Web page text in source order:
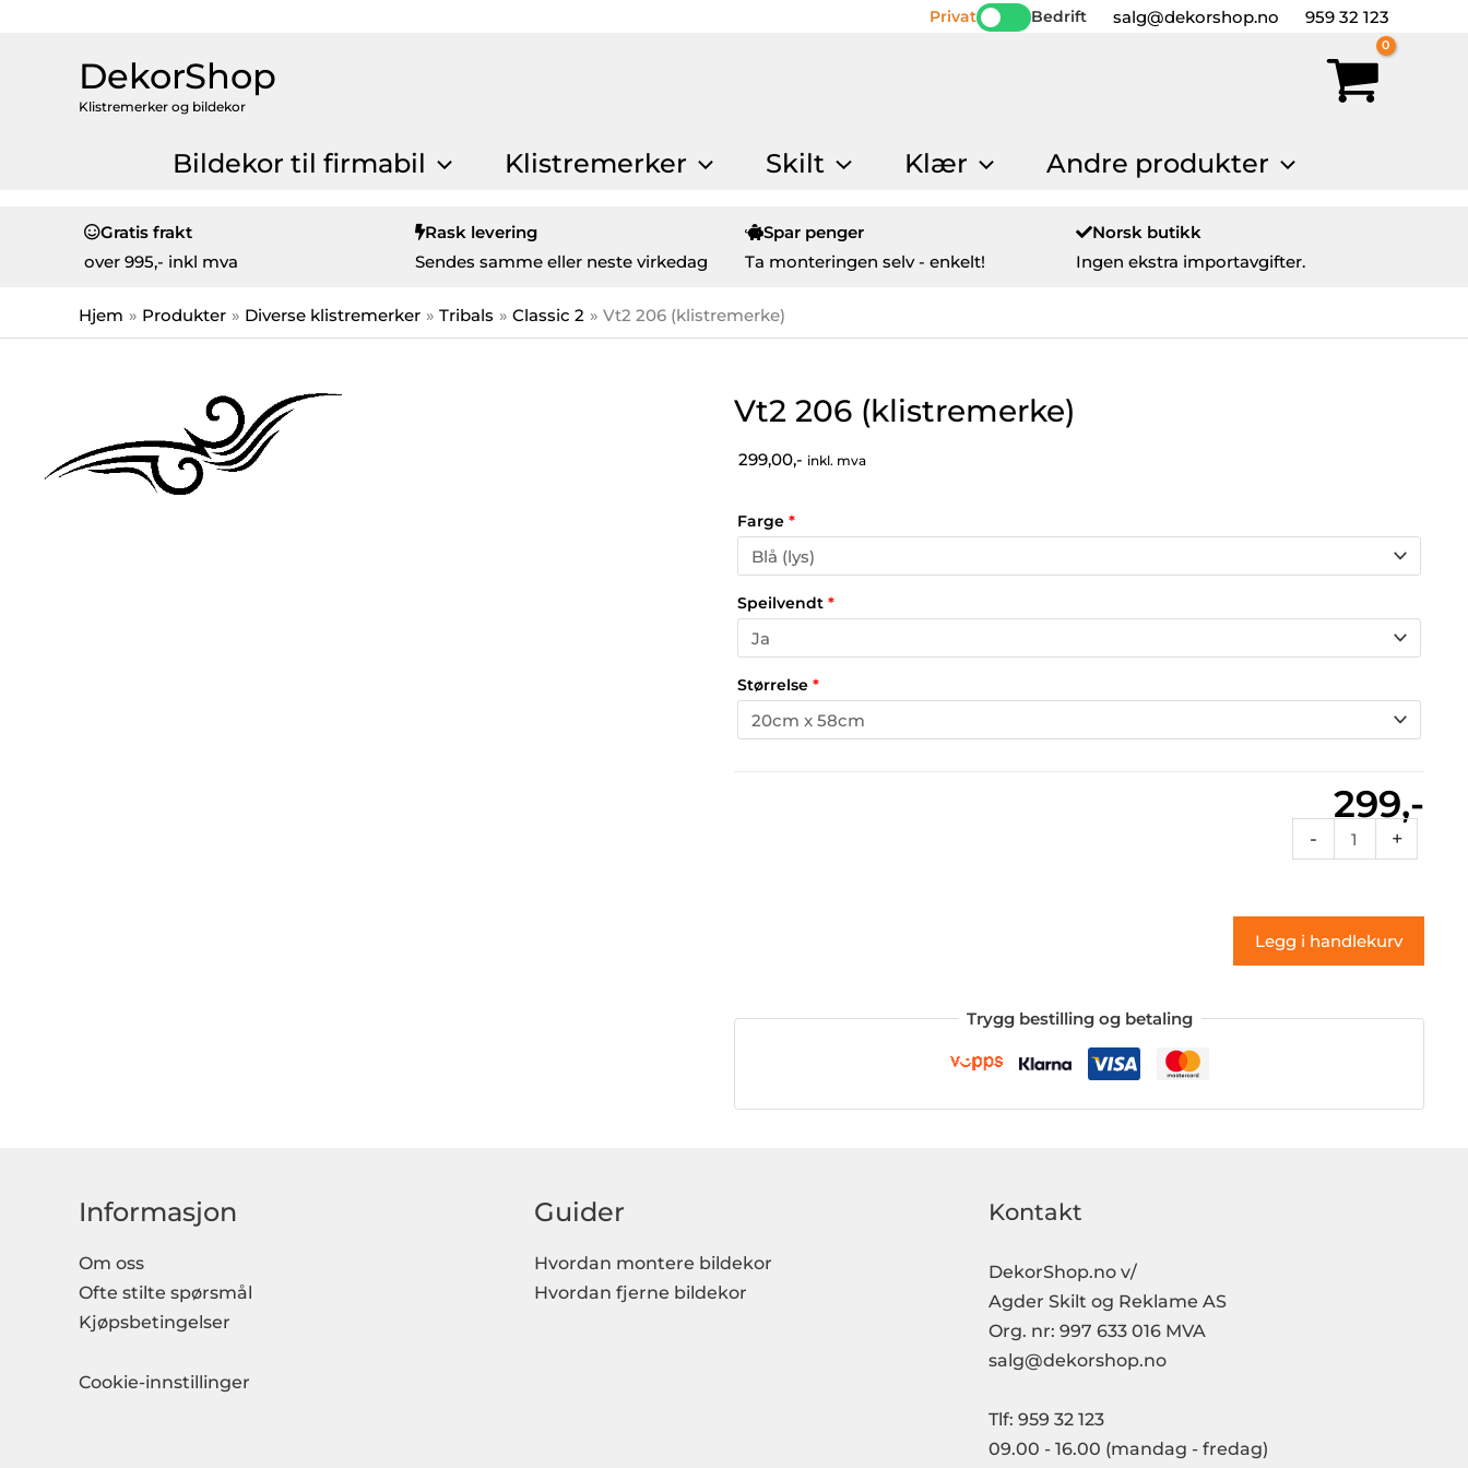
Privat Bedrift salg@dekorshop.no 959 32 123
DekorShop
Klistremerker og bildekor
Bildekor til firmabil Klistremerker Skilt Klær Andre produkter
Gratis frakt
over 995,- inkl mva
Rask levering
Sendes samme eller neste virkedag
Spar penger
Ta monteringen selv - enkelt!
Norsk butikk
Ingen ekstra importavgifter.
Hjem Produkter Diverse klistremerker Tribals Classic 2 Vt2 206 (klistremerke)
Vt2 206 (klistremerke)
299,00,- inkl. mva
Farge *
Speilvendt *
Størrelse *
299,-
-
206
antall
+
Legg i handlekurv
Trygg bestilling og betaling
Informasjon
Om oss
Ofte stilte spørsmål
Kjøpsbetingelser
Cookie-innstillinger
Guider
Hvordan montere bildekor
Hvordan fjerne bildekor
Kontakt
DekorShop.no v/
Agder Skilt og Reklame AS
Org. nr: 997 633 016 MVA
salg@dekorshop.no
Tlf: 959 32 123
09.00 - 16.00 (mandag - fredag)